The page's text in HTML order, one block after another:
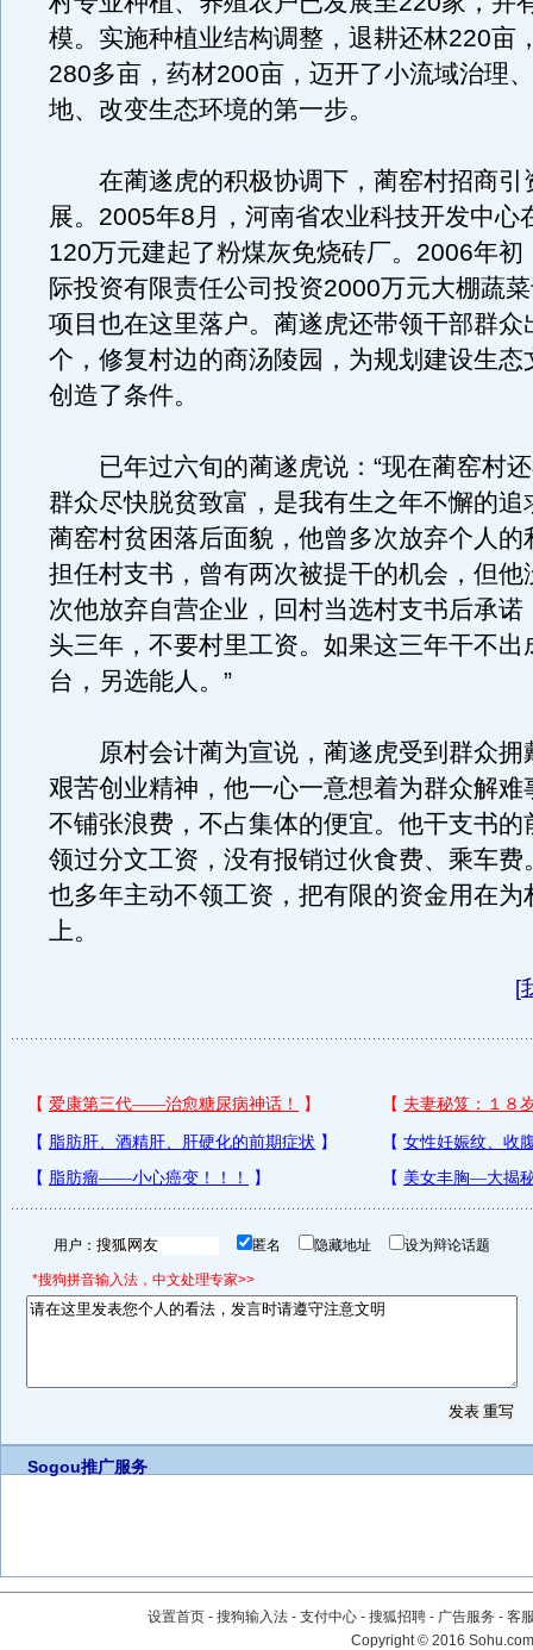
模。实施种植业结构调整，退耕还林220亩
280多亩，药材200亩，迈开了小流域治理
地、改变生态环境的第一步。
在蔺遂虎的积极协调下，蔺窑村招商引
展。2005年8月，河南省农业科技开发中心
120万元建起了粉煤灰免烧砖厂。2006年初
际投资有限责任公司投资2000万元大棚蔬
项目也在这里落户。蔺遂虎还带领干部群众
个，修复村边的商汤陵园，为规划建设生态
创造了条件。
已年过六旬的蔺遂虎说：“现在蔺窑村还
群众尽快脱贫致富，是我有生之年不懈的追
蔺窑村贫困落后面貌，他曾多次放弃个人的
担任村支书，曾有两次被提干的机会，但他
次他放弃自营企业，回村当选村支书后承诺
头三年，不要村里工资。如果这三年干不出
台，另选能人。”
原村会计蔺为宣说，蔺遂虎受到群众拥
艰苦创业精神，他一心一意想着为群众解难
不铺张浪费，不占集体的便宜。他干支书的
领过分文工资，没有报销过伙食费、乘车费
也多年主动不领工资，把有限的资金用在为
上。
[
用户： 匿名 隐藏地址 设为辩论话题
*搜狗拼音输入法，中文处理专家>>
Sogou推广服务
设置首页 - 搜狗输入法 - 支付中心 - 搜狐招聘 - 广告服务 - 客
Copyright©2016